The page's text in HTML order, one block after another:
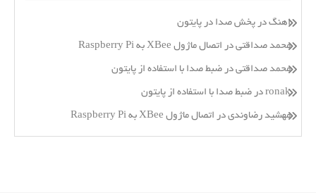
اهنگ در پخش صدا در پایتون
محمد صداقتی در اتصال ماژول XBee به Raspberry Pi
محمد صداقتی در ضبط صدا با استفاده از پایتون
ronak در ضبط صدا با استفاده از پایتون
مهشید رضاوندی در اتصال ماژول XBee به Raspberry Pi